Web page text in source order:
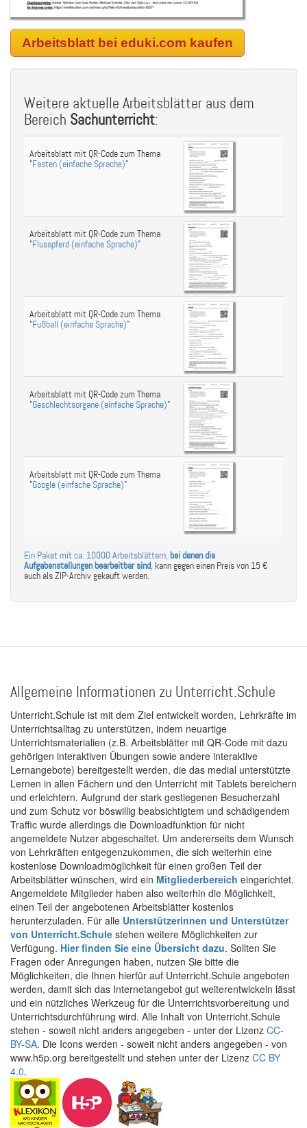
Arbeitsblatt bei eduki.com kaufen
Weitere aktuelle Arbeitsblätter aus dem
Bereich Sachunterricht:
Arbeitsblatt mit QR-Code zum Thema
"Fasten (einfache Sprache)"
Arbeitsblatt mit QR-Code zum Thema
"Flusspferd (einfache Sprache)"
Arbeitsblatt mit QR-Code zum Thema
"Fußball (einfache Sprache)"
Arbeitsblatt mit QR-Code zum Thema
"Geschlechtsorgane (einfache Sprache)"
Arbeitsblatt mit QR-Code zum Thema
"Google (einfache Sprache)"
Ein Paket mit ca. 10000 Arbeitsblättern, bei denen die
Aufgabenstellungen bearbeitbar sind, kann gegen einen Preis von 15 €
auch als ZIP-Archiv gekauft werden.
Allgemeine Informationen zu Unterricht.Schule
Unterricht.Schule ist mit dem Ziel entwickelt worden, Lehrkräfte im
Unterrichtsalltag zu unterstützen, indem neuartige
Unterrichtsmaterialien (z.B. Arbeitsblätter mit QR-Code mit dazu
gehörigen interaktiven Übungen sowie andere interaktive
Lernangebote) bereitgestellt werden, die das medial unterstützte
Lernen in allen Fächern und den Unterricht mit Tablets bereichern
und erleichtern. Aufgrund der stark gestiegenen Besucherzahl
und zum Schutz vor böswillig beabsichtigtem und schädigendem
Traffic wurde allerdings die Downloadfunktion für nicht
angemeldete Nutzer abgeschaltet. Um andererseits dem Wunsch
von Lehrkräften entgegenzukommen, die sich weiterhin eine
kostenlose Downloadmöglichkeit für einen großen Teil der
Arbeitsblätter wünschen, wird ein Mitgliederbereich eingerichtet.
Angemeldete Mitglieder haben also weiterhin die Möglichkeit,
einen Teil der angebotenen Arbeitsblätter kostenlos
herunterzuladen. Für alle Unterstützerinnen und Unterstützer
von Unterricht.Schule stehen weitere Möglichkeiten zur
Verfügung. Hier finden Sie eine Übersicht dazu. Sollten Sie
Fragen oder Anregungen haben, nutzen Sie bitte die
Möglichkeiten, die Ihnen hierfür auf Unterricht.Schule angeboten
werden, damit sich das Internetangebot gut weiterentwickeln lässt
und ein nützliches Werkzeug für die Unterrichtsvorbereitung und
Unterrichtsdurchführung wird. Alle Inhalt von Unterricht.Schule
stehen - soweit nicht anders angegeben - unter der Lizenz CC-
BY-SA. Die Icons werden - soweit nicht anders angegeben - von
www.h5p.org bereitgestellt und stehen unter der Lizenz CC BY
4.0.